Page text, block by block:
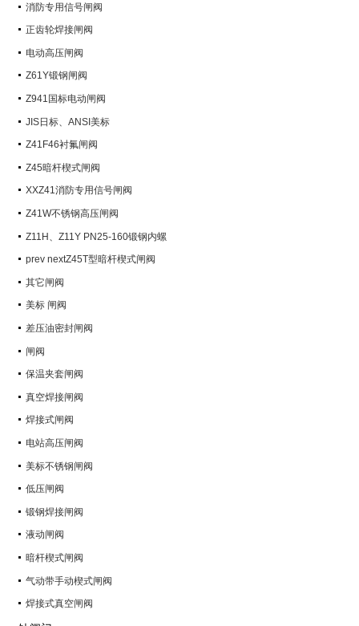
消防专用信号闸阀
正齿轮焊接闸阀
电动高压闸阀
Z61Y锻钢闸阀
Z941国标电动闸阀
JIS日标、ANSI美标
Z41F46衬氟闸阀
Z45暗杆楔式闸阀
XXZ41消防专用信号闸阀
Z41W不锈钢高压闸阀
Z11H、Z11Y PN25-160锻钢内螺
纹楔式闸阀
prev nextZ45T型暗杆楔式闸阀
其它闸阀
美标 闸阀
差压油密封闸阀
闸阀
保温夹套闸阀
真空焊接闸阀
焊接式闸阀
电站高压闸阀
美标不锈钢闸阀
低压闸阀
锻钢焊接闸阀
液动闸阀
暗杆楔式闸阀
气动带手动楔式闸阀
焊接式真空闸阀